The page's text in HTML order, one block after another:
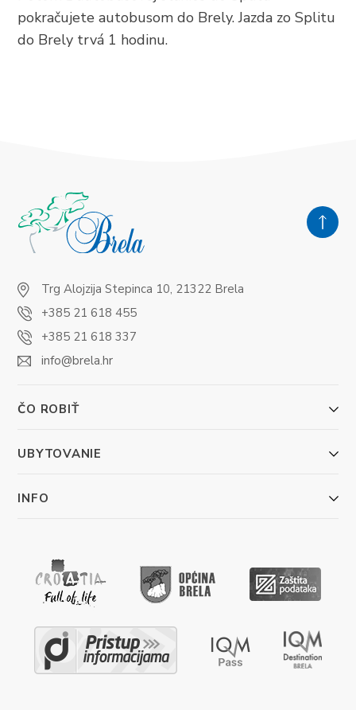
pokračujete autobusom do Brely. Jazda zo Splitu
do Brely trvá 1 hodinu.
Trg Alojzija Stepinca 10, 21322 Brela
+385 21 618 455
+385 21 618 337
info@brela.hr
ČO ROBIŤ
UBYTOVANIE
INFO